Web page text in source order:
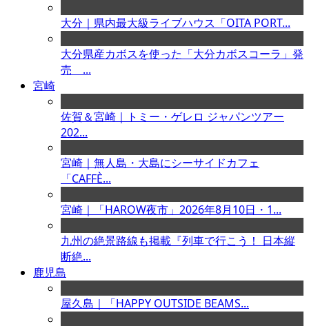
大分｜県内最大級ライブハウス「OITA PORT...
大分県産カボスを使った「大分カボスコーラ」発
売 ...
宮崎
佐賀＆宮崎｜トミー・ゲレロ ジャパンツアー
202...
宮崎｜無人島・大島にシーサイドカフェ
「CAFFÈ...
宮崎｜「HAROW夜市」2026年8月10日・1...
九州の絶景路線も掲載『列車で行こう！ 日本縦
断絶...
鹿児島
屋久島｜「HAPPY OUTSIDE BEAMS...